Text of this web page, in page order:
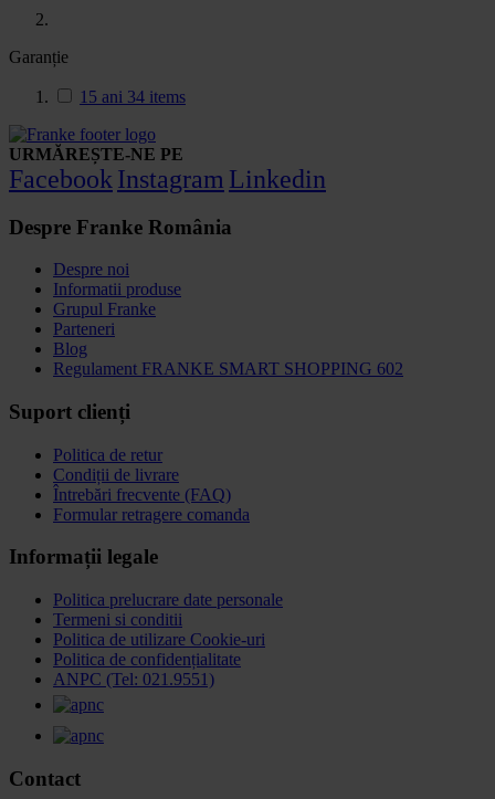
Garanție
15 ani 34 items
URMĂREȘTE-NE PE
Facebook Instagram Linkedin
Despre Franke România
Despre noi
Informatii produse
Grupul Franke
Parteneri
Blog
Regulament FRANKE SMART SHOPPING 602
Suport clienți
Politica de retur
Condiții de livrare
Întrebări frecvente (FAQ)
Formular retragere comanda
Informații legale
Politica prelucrare date personale
Termeni si conditii
Politica de utilizare Cookie-uri
Politica de confidențialitate
ANPC (Tel: 021.9551)
Contact